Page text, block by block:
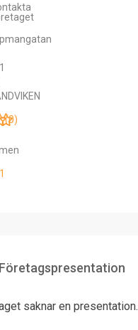
(0)
Företagspresentation
saknar en presentation.